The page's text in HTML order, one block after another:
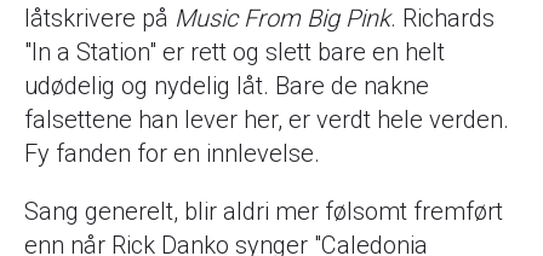
låtskrivere på Music From Big Pink. Richards
"In a Station" er rett og slett bare en helt
udødelig og nydelig låt. Bare de nakne
falsettene han lever her, er verdt hele verden.
Fy fanden for en innlevelse.
Sang generelt, blir aldri mer følsomt fremført
enn når Rick Danko synger "Caledonia